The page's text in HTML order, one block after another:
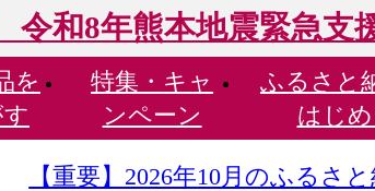
令和8年熊本地震緊急支
を
特集・ キャ
ンペーン
ふるさと
はじめ
【重要】2026年10月のふるさ